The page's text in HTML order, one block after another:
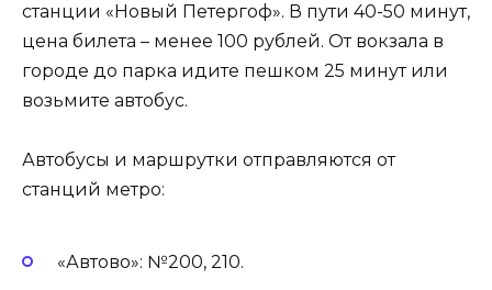
станции «Новый Петергоф». В пути 40-50 минут,
цена билета – менее 100 рублей. От вокзала в
городе до парка идите пешком 25 минут или
возьмите автобус.
Автобусы и маршрутки отправляются от
станций метро:
«Автово»: №200, 210.